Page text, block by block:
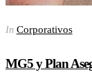
In Corporativos
MG5 y Plan